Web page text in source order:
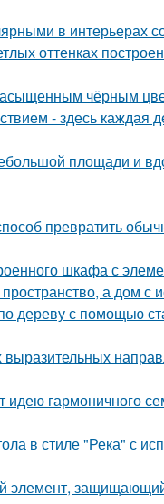
в интерьерах
оттенках
чёрным
- здесь каждая
площади и
превратить
шкафа с
а дом с
дереву с помощью
гармоничного
в стиле "Река" с